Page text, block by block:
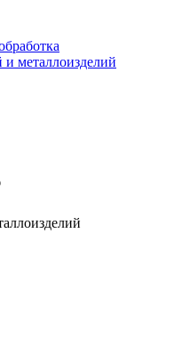
и металлоизделий